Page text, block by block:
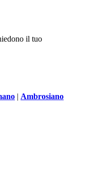
il tuo
| Ambrosiano